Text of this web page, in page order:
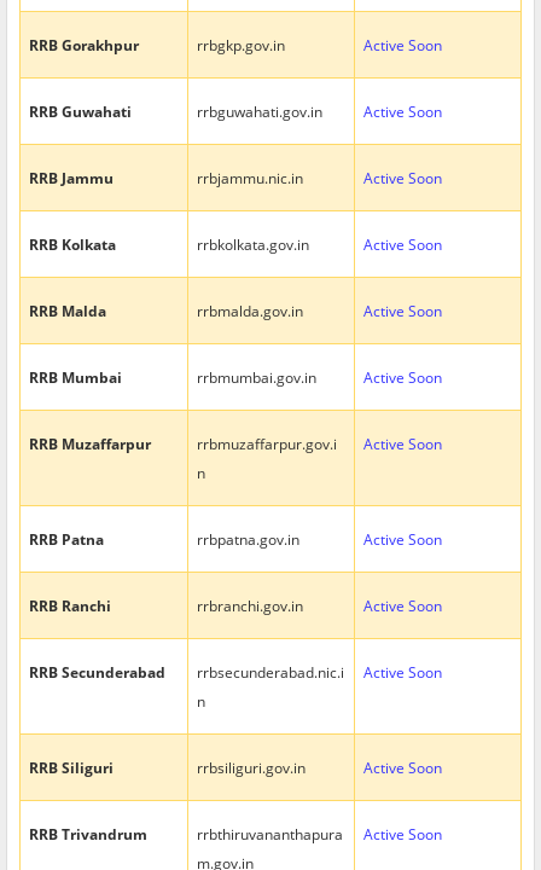
RRB Gorakhpur rrbgkp.gov.in Active Soon
RRB Guwahati rrbguwahati.gov.in Active Soon
RRB Jammu rrbjammu.nic.in Active Soon
RRB Kolkata rrbkolkata.gov.in Active Soon
RRB Malda rrbmalda.gov.in Active Soon
RRB Mumbai rrbmumbai.gov.in Active Soon
RRB Muzaffarpur
rrbmuzaffarpur.gov.i
n
Active Soon
RRB Patna rrbpatna.gov.in Active Soon
RRB Ranchi rrbranchi.gov.in Active Soon
RRB Secunderabad
rrbsecunderabad.nic.i
n
Active Soon
RRB Siliguri rrbsiliguri.gov.in Active Soon
RRB Trivandrum
rrbthiruvananthapura
m.gov.in
Active Soon